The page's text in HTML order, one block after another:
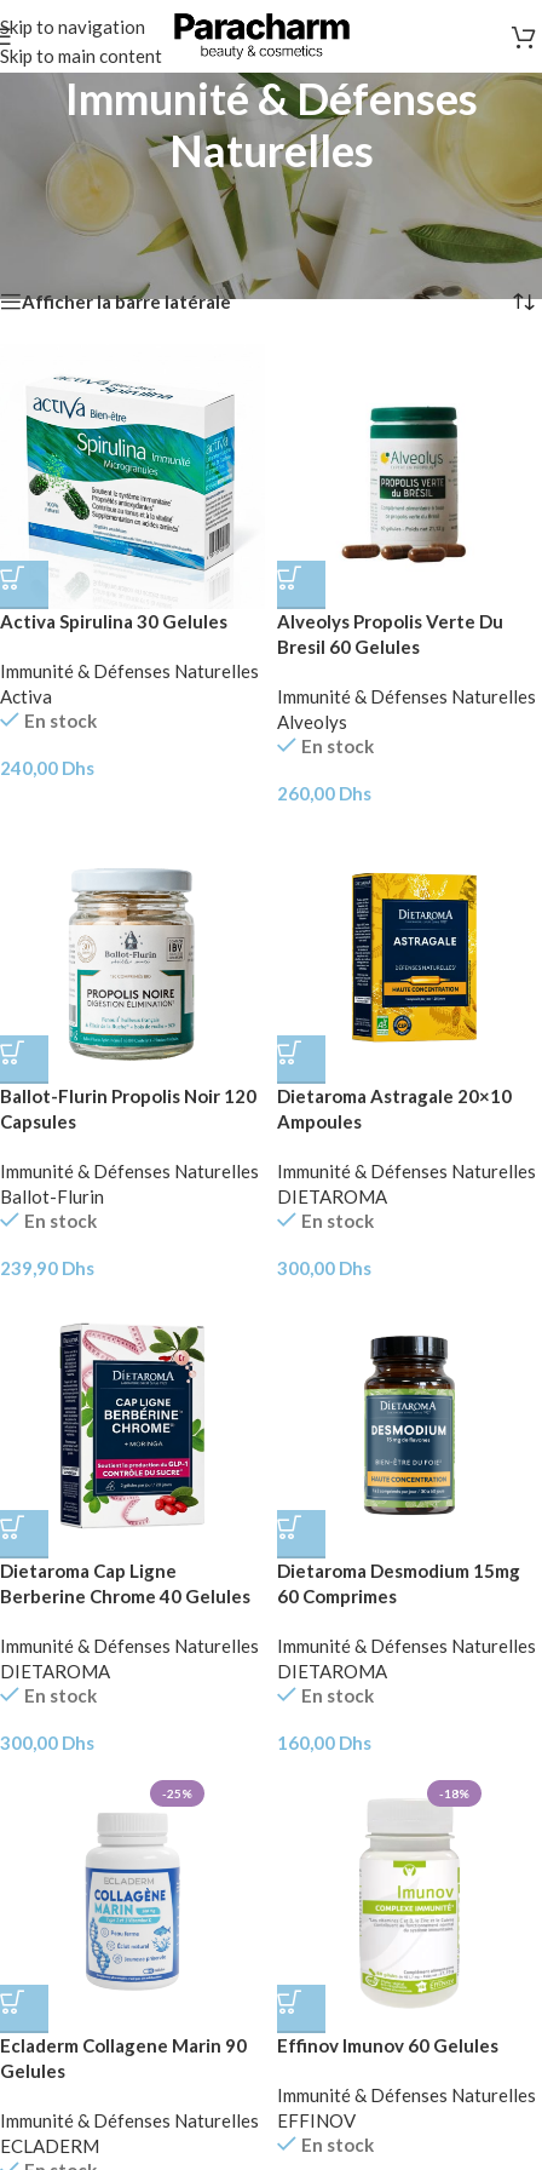
Skip to navigation
Skip to main content
Immunité & Défenses
Naturelles
Compléments Alimentaires
/
Immunité & Défenses Naturelles
Affichage de 1–12 sur 29 résultats
Afficher la barre latérale
Activa Spirulina 30 Gelules
Immunité & Défenses Naturelles
Activa
En stock
240,00 Dhs
Alveolys Propolis Verte Du
Bresil 60 Gelules
Immunité & Défenses Naturelles
Alveolys
En stock
260,00 Dhs
Ballot-Flurin Propolis Noir 120
Capsules
Immunité & Défenses Naturelles
Ballot-Flurin
En stock
239,90 Dhs
Dietaroma Astragale 20×10
Ampoules
Immunité & Défenses Naturelles
DIETAROMA
En stock
300,00 Dhs
Dietaroma Cap Ligne
Berberine Chrome 40 Gelules
Immunité & Défenses Naturelles
DIETAROMA
En stock
300,00 Dhs
Dietaroma Desmodium 15mg
60 Comprimes
Immunité & Défenses Naturelles
DIETAROMA
En stock
160,00 Dhs
-25%
Ecladerm Collagene Marin 90
Gelules
Immunité & Défenses Naturelles
ECLADERM
-18%
Effinov Imunov 60 Gelules
Immunité & Défenses Naturelles
EFFINOV
En stock